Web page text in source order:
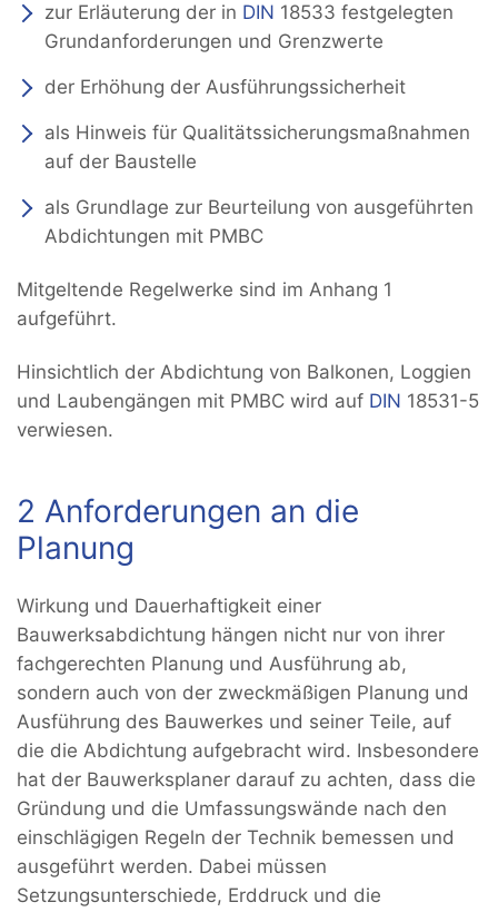
zur Erläuterung der in DIN 18533 festgelegten
Grundanforderungen und Grenzwerte
der Erhöhung der Ausführungssicherheit
als Hinweis für Qualitätssicherungsmaßnahmen
auf der Baustelle
als Grundlage zur Beurteilung von ausgeführten
Abdichtungen mit PMBC
Mitgeltende Regelwerke sind im Anhang 1
aufgeführt.
Hinsichtlich der Abdichtung von Balkonen, Loggien
und Laubengängen mit PMBC wird auf DIN 18531-5
verwiesen.
2 Anforderungen an die
Planung
Wirkung und Dauerhaftigkeit einer
Bauwerksabdichtung hängen nicht nur von ihrer
fachgerechten Planung und Ausführung ab,
sondern auch von der zweckmäßigen Planung und
Ausführung des Bauwerkes und seiner Teile, auf
die die Abdichtung aufgebracht wird. Insbesondere
hat der Bauwerksplaner darauf zu achten, dass die
Gründung und die Umfassungswände nach den
einschlägigen Regeln der Technik bemessen und
ausgeführt werden. Dabei müssen
Setzungsunterschiede, Erddruck und die